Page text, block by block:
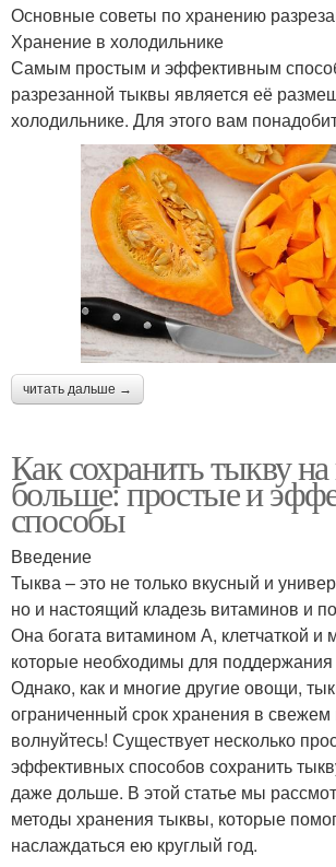
Основные советы по хранению
Хранение в холодильнике
Самым простым и эффективным
разрезанной тыквы является её
холодильнике. Для этого вам
читать дальше →
Как сохранить тыкву
больше: простые и
способы
Введение
Тыква – это не только вкусный и
но и настоящий кладезь витаминов и
Она богата витамином А, клетчаткой и
которые необходимы для поддержания
Однако, как и многие другие овощи,
ограниченный срок хранения в
волнуйтесь! Существует несколько
эффективных способов сохранить
даже дольше. В этой статье мы
методы хранения тыквы, которые
наслаждаться ею круглый год.